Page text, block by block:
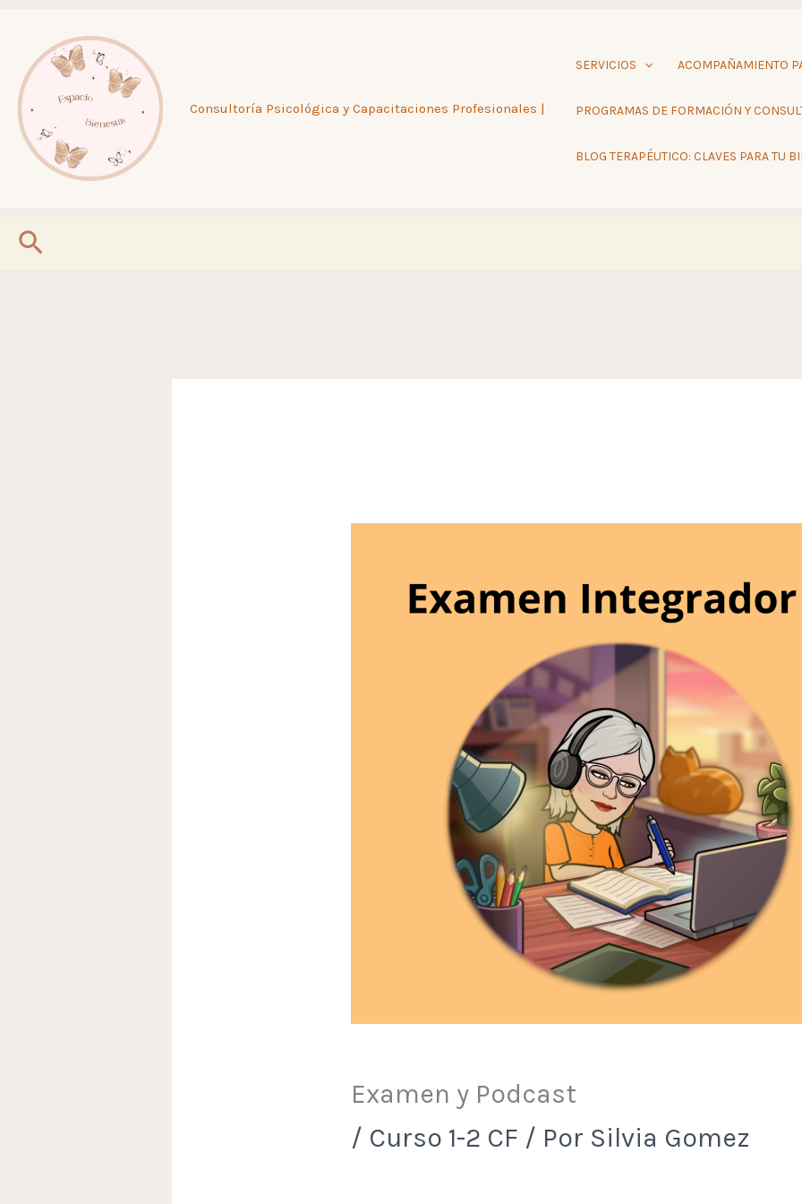
contenido
Consultoría Psicológica y Capacitaciones Profesionales |
SERVICIOS ACOMPAÑAMIENTO
PROGRAMAS DE FORMACIÓN Y
BLOG TERAPÉUTICO: CLAVES PARA TU
Buscar
Examen y Podcast
/ Curso 1-2 CF / Por Silvia Gomez